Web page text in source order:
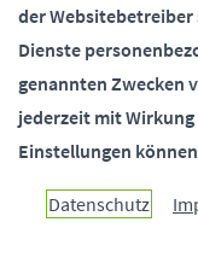
SOCIALMEDIA
Paderborn
der
Dienste
genannten Zwecken
jederzeit mit
Einstellungen
Datenschutz